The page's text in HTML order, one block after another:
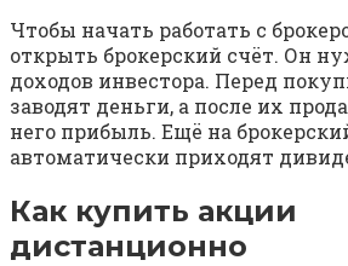
Чтобы начать работать с
открыть брокерский счёт. Он
доходов инвестора. Перед
заводят деньги, а после их
него прибыль. Ещё на
автоматически приходят
Как купить акции
дистанционно